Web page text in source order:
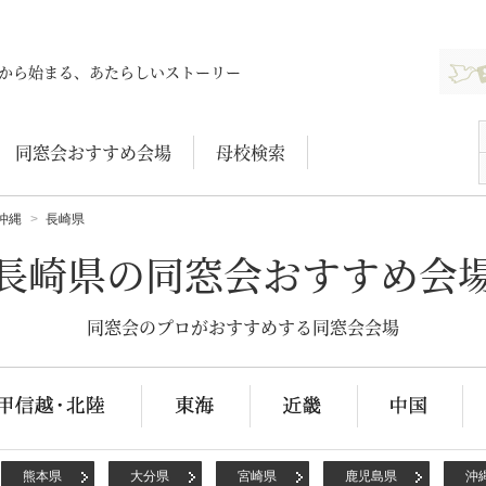
ら始まる、あたらしいストーリー
同窓会おすすめ会場 母校検索
縄 長崎県
崎県の同窓会おすすめ会
同窓会のプロがおすすめする同窓会会場
熊本県 大分県 宮崎県 鹿児島県 沖